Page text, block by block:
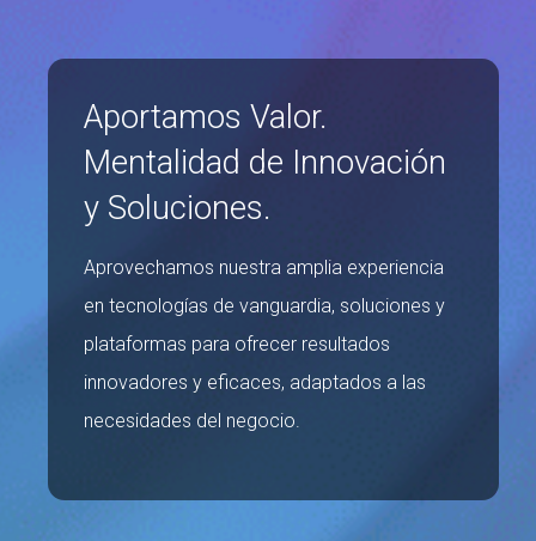
Aportamos Valor.
Mentalidad de Innovación
y Soluciones.
Aprovechamos nuestra amplia experiencia
en tecnologías de vanguardia, soluciones y
plataformas para ofrecer resultados
innovadores y eficaces, adaptados a las
necesidades del negocio.